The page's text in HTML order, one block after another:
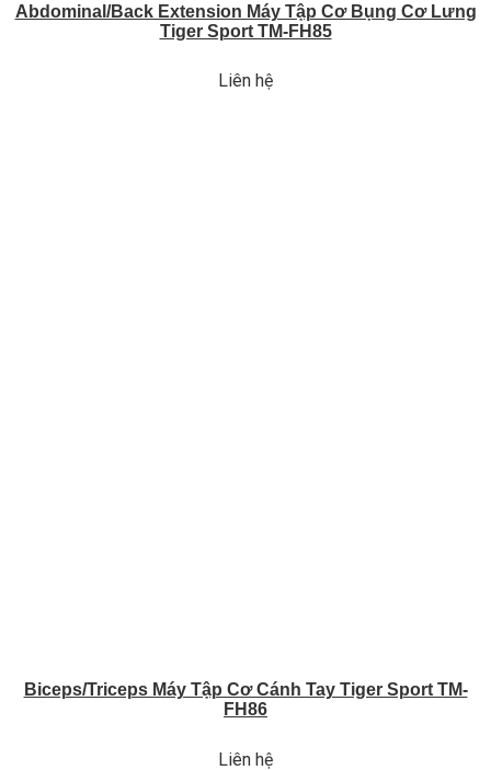
Abdominal/Back Extension Máy Tập Cơ Bụng Cơ Lưng
Tiger Sport TM-FH85
Liên hệ
Biceps/Triceps Máy Tập Cơ Cánh Tay Tiger Sport TM-
FH86
Liên hệ